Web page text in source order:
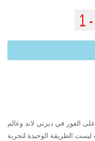
الفور في ديزني لاند وعالم
الطريقة الوحيدة لتجربة